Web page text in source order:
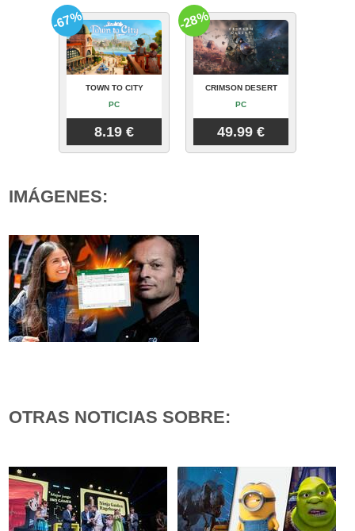
TOWN TO CITY
PC
8.19 €
-67%
CRIMSON DESERT
PC
49.99 €
-28%
IMÁGENES:
OTRAS NOTICIAS SOBRE: